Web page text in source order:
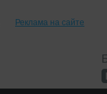
Реклама на сайте